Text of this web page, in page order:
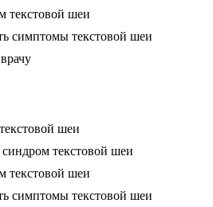
текстовой шеи
симптомы текстовой шеи
шеи
текстовой шеи
текстовой шеи
симптомы текстовой шеи